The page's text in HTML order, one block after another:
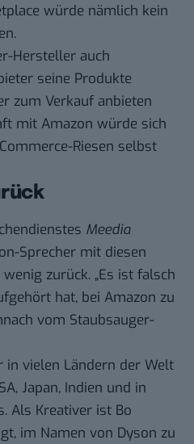
würde nämlich kein
Hersteller auch
seine Produkte
zum Verkauf anbieten
mit Amazon würde sich
Riesen selbst
Meedia
Sprecher mit diesen
zurück. „Es ist falsch
hat, bei Amazon zu
vom Staubsauger-
in vielen Ländern der Welt
Japan, Indien und in
Als Kreativer ist Bo
im Namen von Dyson zu